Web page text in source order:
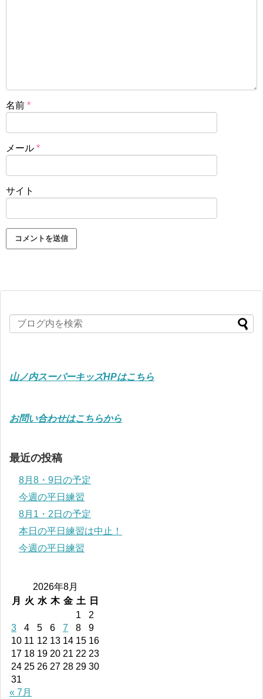
名前 *
メール *
サイト
山ノ内スーパーキッズHPはこちら
お問い合わせはこちらから
最近の投稿
8月8・9日の予定
今週の平日練習
8月1・2日の予定
本日の平日練習は中止！
今週の平日練習
2026年8月
月
火 水 木 金 土
日
1
2
3
4 5 6 7 8
9
10 11 12 13 14 15 16
17 18 19 20 21 22 23
24 25 26 27 28 29 30
31
« 7月